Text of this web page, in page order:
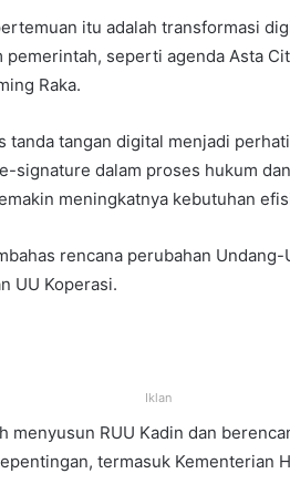
itu adalah transformasi
seperti agenda Asta
Raka.
tanda tangan digital menjadi
signature dalam proses hukum
meningkatnya kebutuhan
rencana perubahan Undang-
UU Koperasi.
Iklan
menyusun RUU Kadin dan
termasuk Kementerian